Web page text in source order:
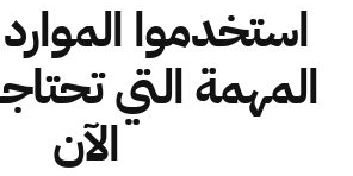
استخدموا
المهمة التي
الآن